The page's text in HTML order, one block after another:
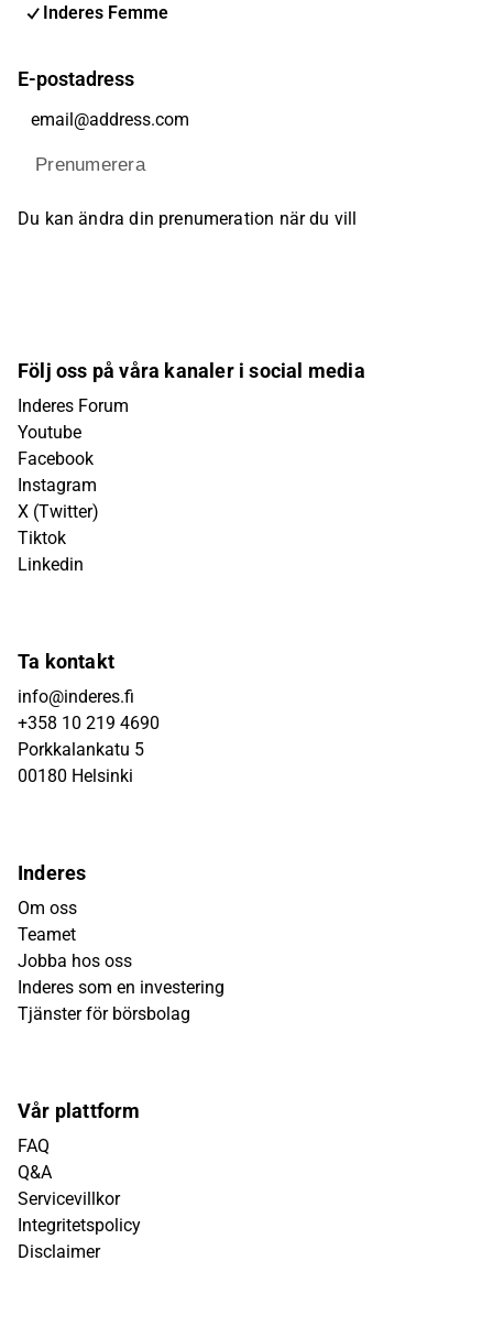
Inderes Femme
E-postadress
Prenumerera
Du kan ändra din prenumeration när du vill
Följ oss på våra kanaler i social media
Inderes Forum
Youtube
Facebook
Instagram
X (Twitter)
Tiktok
Linkedin
Ta kontakt
info@inderes.fi
+358 10 219 4690
Porkkalankatu 5
00180 Helsinki
Inderes
Om oss
Teamet
Jobba hos oss
Inderes som en investering
Tjänster för börsbolag
Vår plattform
FAQ
Q&A
Servicevillkor
Integritetspolicy
Disclaimer